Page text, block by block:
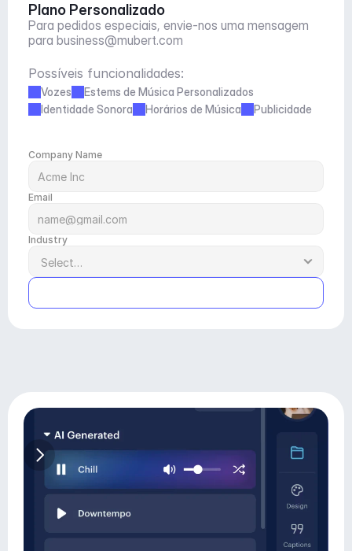
Plano Personalizado
Para pedidos especiais, envie-nos uma mensagem
para business@mubert.com
Possíveis funcionalidades:
Vozes
Estems de Música Personalizados
Identidade Sonora
Horários de Música Publicidade
Company Name
Email
Industry